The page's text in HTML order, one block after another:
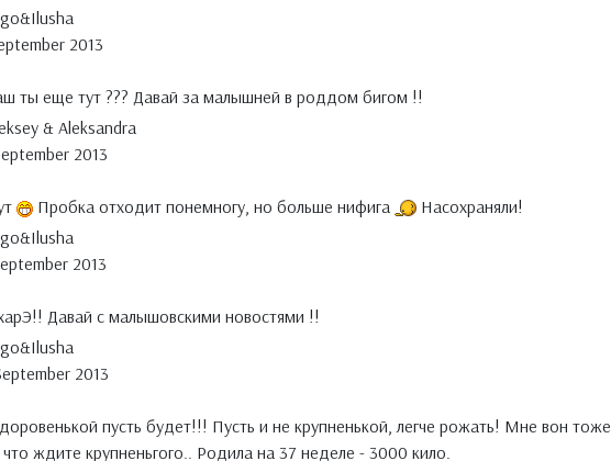
2013
ты еще тут ??? Давай за малышней в роддом бигом !!
& Aleksandra
2013
Пробка отходит понемногу, но больше нифига
Насохраняли!
2013
Давай с малышовскими новостями !!
2013
пусть будет!!! Пусть и не крупненькой, легче рожать! Мне вон тоже
что ждите крупненьгого.. Родила на 37 неделе - 3000 кило.